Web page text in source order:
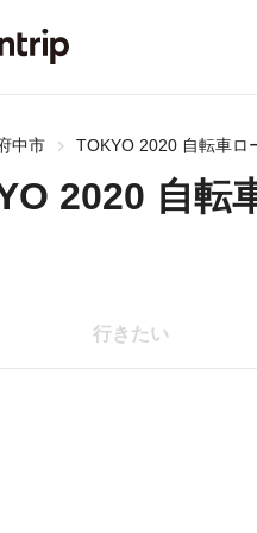
中市 TOKYO 2020 自転車ロ
2020 自転
行きたい